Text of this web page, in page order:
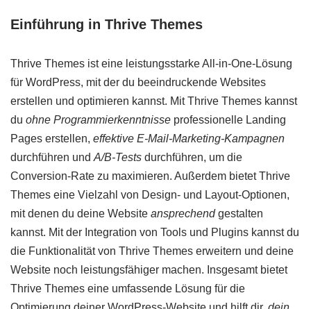
Einführung in Thrive Themes
Thrive Themes ist eine leistungsstarke All-in-One-Lösung
für WordPress, mit der du beeindruckende Websites
erstellen und optimieren kannst. Mit Thrive Themes kannst
du ohne Programmierkenntnisse professionelle Landing
Pages erstellen, effektive E-Mail-Marketing-Kampagnen
durchführen und A/B-Tests durchführen, um die
Conversion-Rate zu maximieren. Außerdem bietet Thrive
Themes eine Vielzahl von Design- und Layout-Optionen,
mit denen du deine Website ansprechendgestalten
kannst. Mit der Integration von Tools und Plugins kannst du
die Funktionalität von Thrive Themes erweitern und deine
Website noch leistungsfähiger machen. Insgesamt bietet
Thrive Themes eine umfassende Lösung für die